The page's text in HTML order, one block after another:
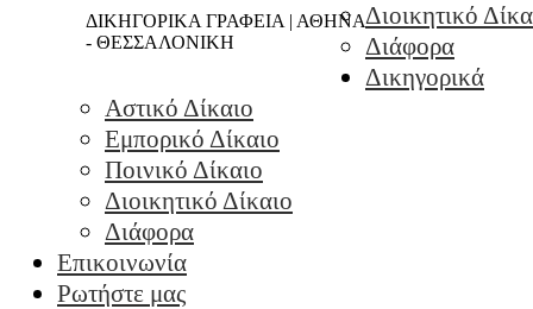
ΔΙΚΗΓΟΡΙΚΑ ΓΡΑΦΕΙΑ | ΑΘΗΝΑ
- ΘΕΣΣΑΛΟΝΙΚΗ
Διοικητικό
Διάφορα
Δικηγορικά
Αστικό Δίκαιο
Εμπορικό Δίκαιο
Ποινικό Δίκαιο
Διοικητικό Δίκαιο
Διάφορα
Επικοινωνία
Ρωτήστε μας